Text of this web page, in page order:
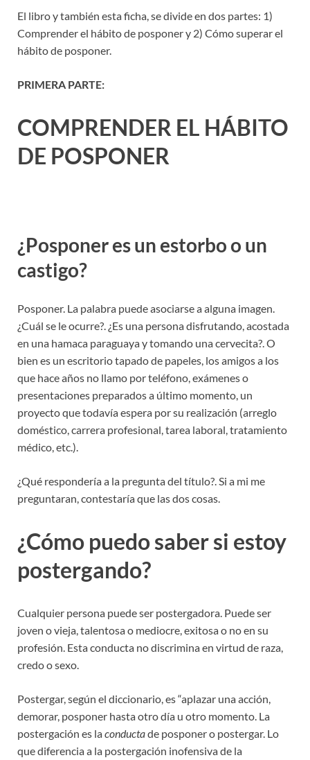
El libro y también esta ficha, se divide en dos partes: 1)
Comprender el hábito de posponer y 2) Cómo superar el
hábito de posponer.
PRIMERA PARTE:
COMPRENDER EL HÁBITO
DE POSPONER
¿Posponer es un estorbo o un
castigo?
Posponer. La palabra puede asociarse a alguna imagen.
¿Cuál se le ocurre?. ¿Es una persona disfrutando, acostada
en una hamaca paraguaya y tomando una cervecita?. O
bien es un escritorio tapado de papeles, los amigos a los
que hace años no llamo por teléfono, exámenes o
presentaciones preparados a último momento, un
proyecto que todavía espera por su realización (arreglo
doméstico, carrera profesional, tarea laboral, tratamiento
médico, etc.).
¿Qué respondería a la pregunta del título?. Si a mi me
preguntaran, contestaría que las dos cosas.
¿Cómo puedo saber si estoy
postergando?
Cualquier persona puede ser postergadora. Puede ser
joven o vieja, talentosa o mediocre, exitosa o no en su
profesión. Esta conducta no discrimina en virtud de raza,
credo o sexo.
Postergar, según el diccionario, es “aplazar una acción,
demorar, posponer hasta otro día u otro momento. La
postergación es laconductade posponer o postergar. Lo
que diferencia a la postergación inofensiva de la